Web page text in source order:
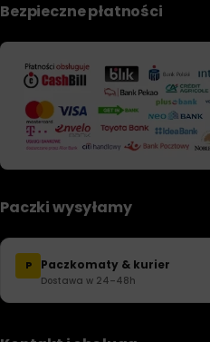
Bezpieczne płatności
Paczki wysyłamy
P Paczkomaty & kurier
Dostawa w 24–48h